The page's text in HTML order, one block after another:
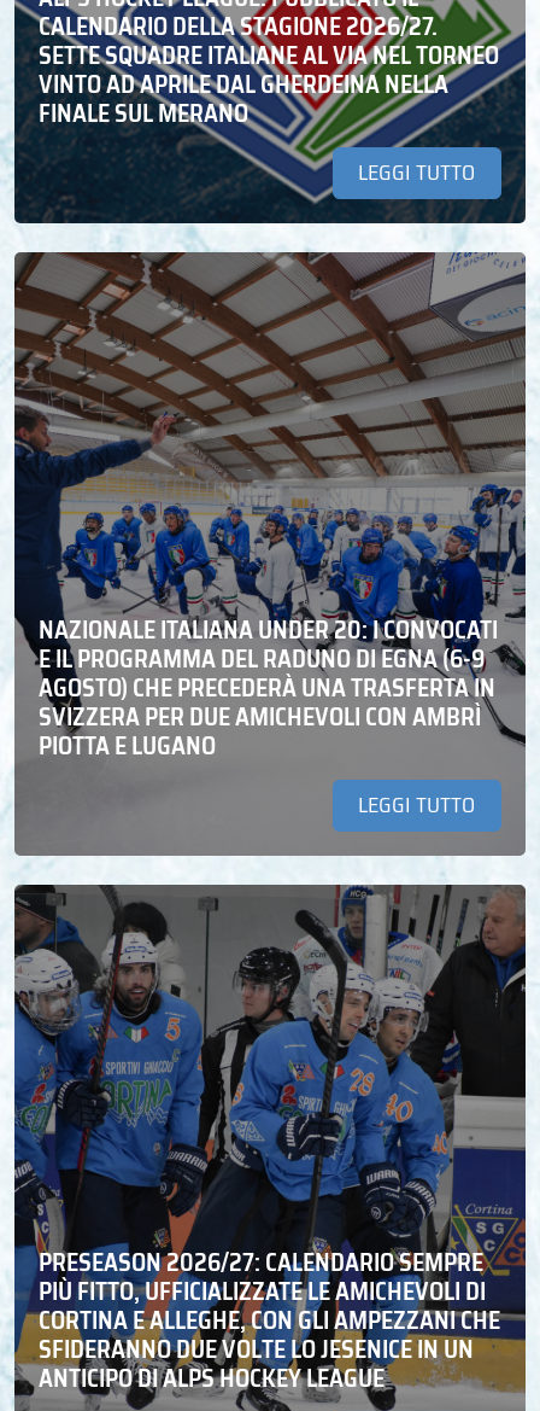
CALENDARIO DELLA STAGIONE 2026/27.
SETTE SQUADRE ITALIANE AL VIA NEL TORNEO
VINTO AD APRILE DAL GHERDEINA NELLA
FINALE SUL MERANO
LEGGI TUTTO
NAZIONALE ITALIANA UNDER 20: I CONVOCATI
E IL PROGRAMMA DEL RADUNO DI EGNA (6-9
AGOSTO) CHE PRECEDERÀ UNA TRASFERTA IN
SVIZZERA PER DUE AMICHEVOLI CON AMBRÌ
PIOTTA E LUGANO
LEGGI TUTTO
PRESEASON 2026/27: CALENDARIO SEMPRE
PIÙ FITTO, UFFICIALIZZATE LE AMICHEVOLI DI
CORTINA E ALLEGHE, CON GLI AMPEZZANI CHE
SFIDERANNO DUE VOLTE LO JESENICE IN UN
ANTICIPO DI ALPS HOCKEY LEAGUE